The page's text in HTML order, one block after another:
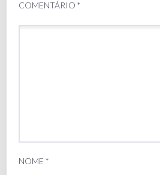
COMENTÁRIO*
NOME*